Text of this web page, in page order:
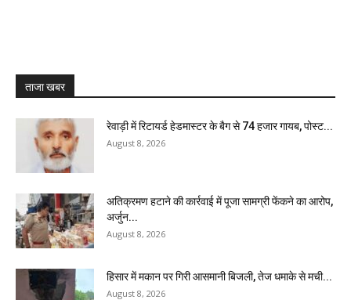
ताजा खबर
रेवाड़ी में रिटायर्ड हेडमास्टर के बैग से ₹74 हजार गायब, पोस्ट...
August 8, 2026
अतिक्रमण हटाने की कार्रवाई में पूजा सामग्री फेंकने का आरोप,
अर्जुन...
August 8, 2026
हिसार में मकान पर गिरी आसमानी बिजली, तेज धमाके से मची...
August 8, 2026